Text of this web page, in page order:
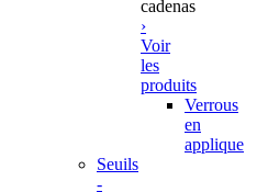
cadenas
›
Voir
les
produits
Verrous
en
applique
Seuils
-